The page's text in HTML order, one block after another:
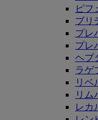
ピフ
ブリ
プレ
プレ
ヘプ
ラゲ
リベ
リム
レカ